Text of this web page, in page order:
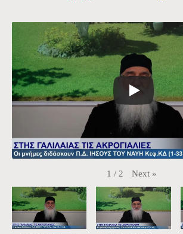
1 / 2 Next »